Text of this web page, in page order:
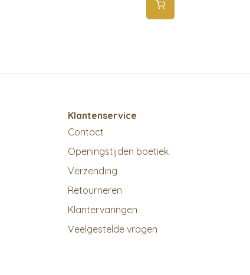
Klantenservice
Contact
Openingstijden boetiek
Verzending
Retourneren
Klantervaringen
Veelgestelde vragen